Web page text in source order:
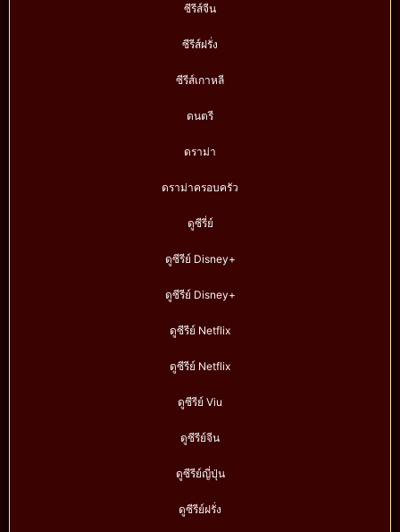
ซีรีส์จีน
ซีรีส์ฝรั่ง
ซีรีส์เกาหลี
ดนตรี
ดราม่า
ดราม่าครอบครัว
ดูซีรี่ย์
ดูซีรีย์ Disney+
ดูซีรีย์ Disney+
ดูซีรีย์ Netflix
ดูซีรีย์ Netflix
ดูซีรีย์ Viu
ดูซีรีย์จีน
ดูซีรีย์ญี่ปุ่น
ดูซีรีย์ฝรั่ง